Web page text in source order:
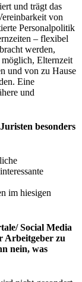
und trägt das
von
Personalpolitik
– flexibel
werden,
Elternzeit
und von zu Hause
Eine
und
besonders
im hiesigen
Social Media
Arbeitgeber zu
nein, was